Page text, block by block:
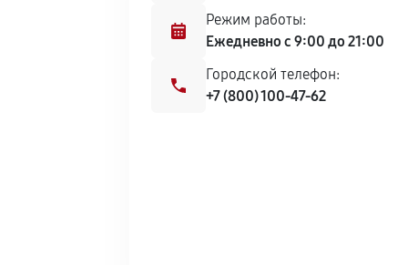
Замена бойлера кофемашины
Замена датчика воды кофемашины
Режим работы:
Ежедневно с 9:00 до 21:00
Городской телефон:
+7 (800) 100-47-62